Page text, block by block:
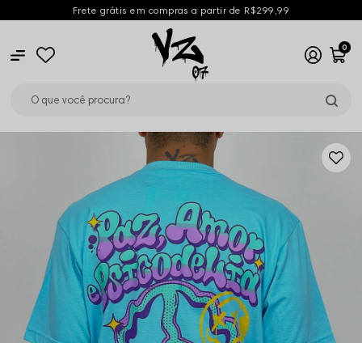
Frete grátis em compras a partir de R$299,99
0